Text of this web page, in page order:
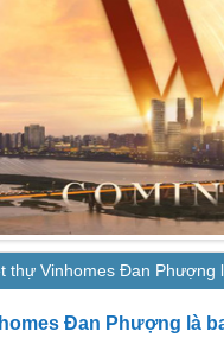
thự Vinhomes Đan Phượng
Đan Phượng là